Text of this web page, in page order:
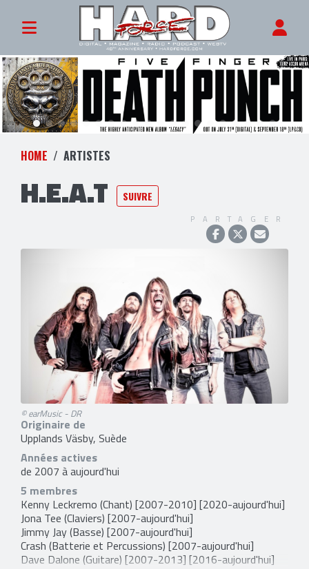
HOME ARTISTES
H.E.A.T SUIVRE
PARTAGER
© earMusic - DR
Originaire de
Upplands Väsby, Suède
Années actives
de 2007 à aujourd'hui
5 membres
Kenny Leckremo (Chant) [2007-2010] [2020-aujourd'hui]
Jona Tee (Claviers) [2007-aujourd'hui]
Jimmy Jay(Basse) [2007-aujourd'hui]
Crash (Batterie et Percussions) [2007-aujourd'hui]
Dave Dalone (Guitare) [2007-2013] [2016-aujourd'hui]